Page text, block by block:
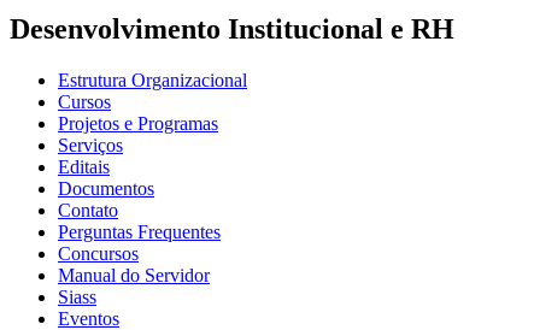
Desenvolvimento Institucional e RH
Estrutura Organizacional
Cursos
Projetos e Programas
Serviços
Editais
Documentos
Contato
Perguntas Frequentes
Concursos
Manual do Servidor
Siass
Eventos